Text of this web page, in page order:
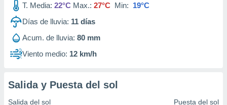
mediante
publicidad
publicidad
T. Media: 22°C Max.: 27°C Min: 19°C
Días de lluvia: 11 días
Acum. de lluvia: 80 mm
Viento medio: 12 km/h
Salida y Puesta del sol
Salida del sol Puesta del sol